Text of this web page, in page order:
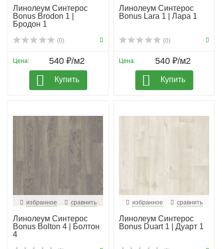
Линолеум Синтерос
Bonus Brodon 1 |
Бродон 1
(0)
Цена: 540 ₽/м2
Купить
Линолеум Синтерос
Bonus Lara 1 | Лара 1
(0)
Цена: 540 ₽/м2
Купить
избранное сравнить
Линолеум Синтерос
Bonus Bolton 4 | Болтон
4
избранное сравнить
Линолеум Синтерос
Bonus Duart 1 | Дуарт 1